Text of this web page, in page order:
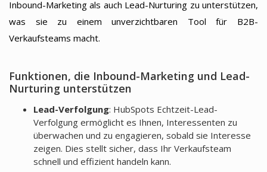
Inbound-Marketing als auch Lead-Nurturing zu unterstützen,
was sie zu einem unverzichtbaren Tool für B2B-
Verkaufsteams macht.
Funktionen, die Inbound-Marketing und Lead-
Nurturing unterstützen
Lead-Verfolgung: HubSpots Echtzeit-Lead-
Verfolgung ermöglicht es Ihnen, Interessenten zu
überwachen und zu engagieren, sobald sie Interesse
zeigen. Dies stellt sicher, dass Ihr Verkaufsteam
schnell und effizient handeln kann.